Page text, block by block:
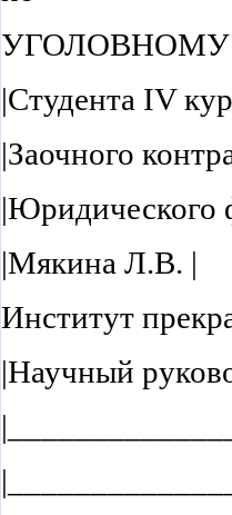
|Студента IV
|Заочного
|Юридического
|Мякина Л.В. |
Институт
|Научный